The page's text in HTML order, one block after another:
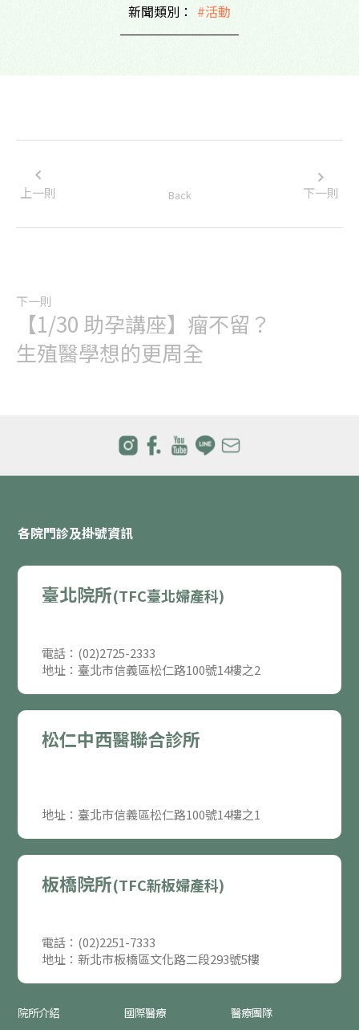
新聞類別： #活動
上一則 Back 下一則
下一則
【1/30 助孕講座】瘤不留？
生殖醫學想的更周全
各院門診及掛號資訊
臺北院所(TFC臺北婦產科)
電話：(02)2725-2333
地址：臺北市信義區松仁路100號14樓之2
松仁中西醫聯合診所
地址：臺北市信義區松仁路100號14樓之1
板橋院所(TFC新板婦產科)
電話：(02)2251-7333
地址：新北市板橋區文化路二段293號5樓
院所介紹 國際醫療
醫療團隊